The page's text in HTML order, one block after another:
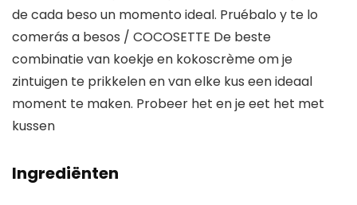
de cada beso un momento ideal. Pruébalo y te lo
comerás a besos / COCOSETTE De beste
combinatie van koekje en kokoscrème om je
zintuigen te prikkelen en van elke kus een ideaal
moment te maken. Probeer het en je eet het met
kussen
Ingrediënten